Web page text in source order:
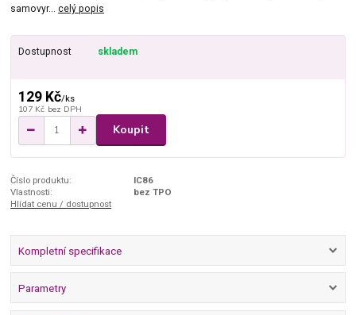
samovyr...celý popis
Dostupnost skladem
129 Kč/ks
107 Kč bez DPH
Koupit
Číslo produktu:
IC86
Vlastnosti:
bez TPO
Hlídat cenu / dostupnost
Kompletní specifikace
Parametry